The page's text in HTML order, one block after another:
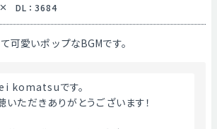
DL ： 3684
可愛いポップなBGMです。
komatsuです。
いただきありがとうございます！